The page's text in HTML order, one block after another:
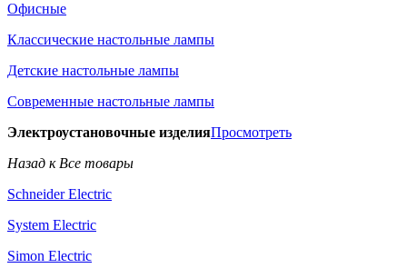
Офисные
Классические настольные лампы
Детские настольные лампы
Современные настольные лампы
Электроустановочные изделияПросмотреть
Назад к Все товары
Schneider Electric
System Electric
Simon Electric